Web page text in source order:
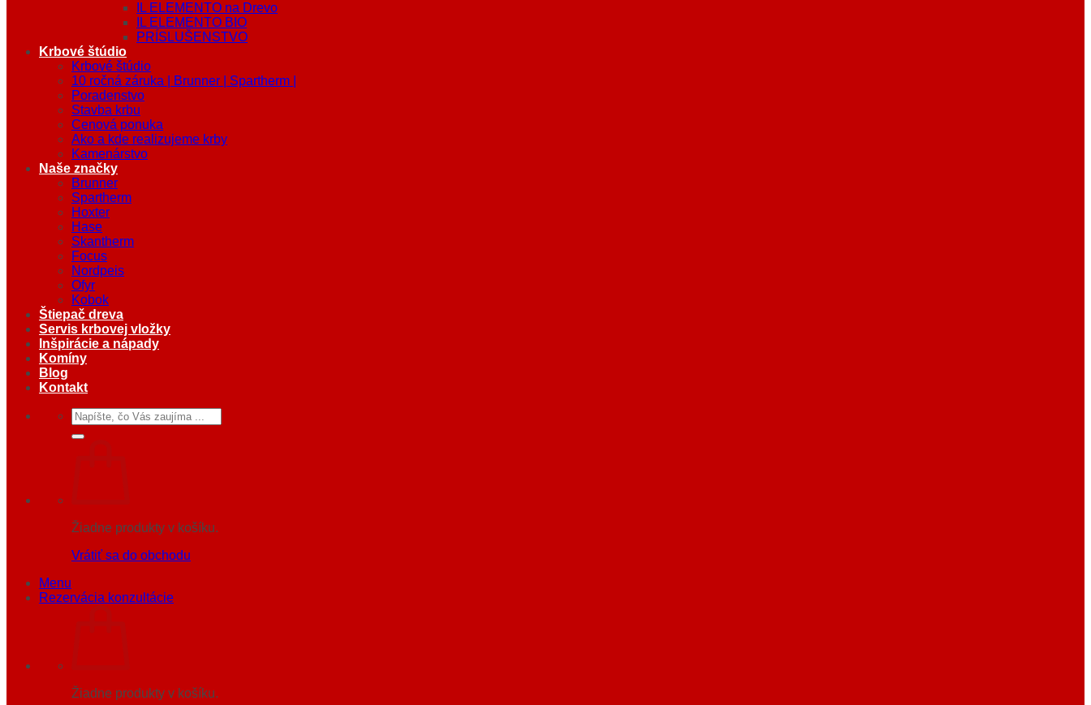
IL ELEMENTO na Drevo
IL ELEMENTO BIO
PRÍSLUŠENSTVO
Krbové štúdio
Krbové štúdio
10 ročná záruka | Brunner | Spartherm |
Poradenstvo
Stavba krbu
Cenová ponuka
Ako a kde realizujeme krby
Kamenárstvo
Naše značky
Brunner
Spartherm
Hoxter
Hase
Skantherm
Focus
Nordpeis
Ofyr
Kobok
Štiepač dreva
Servis krbovej vložky
Inšpirácie a nápady
Komíny
Blog
Kontakt
Hľadať:
Žiadne produkty v košíku.
Vrátiť sa do obchodu
Menu
Rezervácia konzultácie
Žiadne produkty v košíku.